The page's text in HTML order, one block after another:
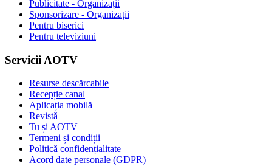
Publicitate - Organizații
Sponsorizare - Organizații
Pentru biserici
Pentru televiziuni
Servicii AOTV
Resurse descărcabile
Recepție canal
Aplicația mobilă
Revistă
Tu și AOTV
Termeni și condiții
Politică confidențialitate
Acord date personale (GDPR)